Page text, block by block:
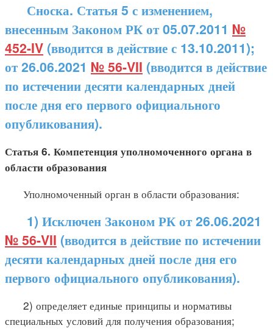
Сноска. Статья 5 с изменением,
внесенным Законом РК от 05.07.2011 №
452-IV (вводится в действие с 13.10.2011);
от 26.06.2021 № 56-VII (вводится в действие
по истечении десяти календарных дней
после дня его первого официального
опубликования).
Статья 6. Компетенция уполномоченного органа в
области образования
Уполномоченный орган в области образования:
1) Исключен Законом РК от 26.06.2021
№ 56-VII (вводится в действие по истечении
десяти календарных дней после дня его
первого официального опубликования).
2) определяет единые принципы и нормативы
специальных условий для получения образования;